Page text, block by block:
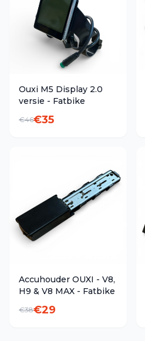
Ouxi M5 Display 2.0
versie - Fatbike
€46€35
Accuhouder OUXI - V8,
H9 & V8 MAX - Fatbike
€38€29